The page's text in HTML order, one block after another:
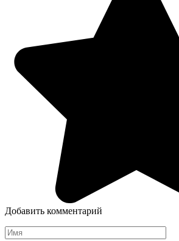
Добавить комментарий
Имя